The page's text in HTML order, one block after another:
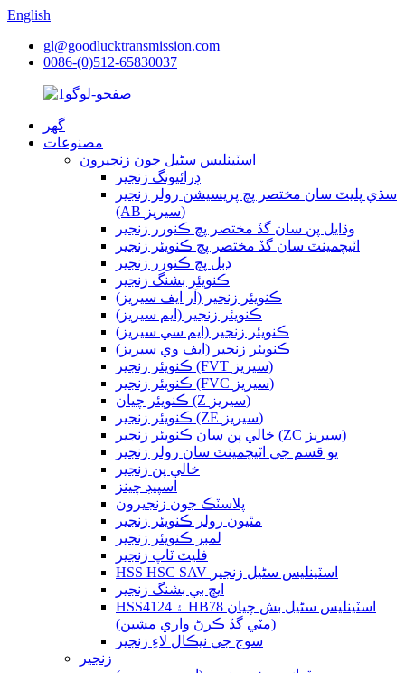
English
gl@goodlucktransmission.com
0086-(0)512-65830037
گھر
مصنوعات
اسٽينلیس سٹیل جون زنجيرون
ڊرائيونگ زنجير
سڌي پليٽ سان مختصر پچ پريسيشن رولر زنجير
(AB سيريز)
وڌايل پن سان گڏ مختصر پچ ڪنورر زنجير
اٽيچمينٽ سان گڏ مختصر پچ ڪنويئر زنجير
ڊبل پچ ڪنورر زنجير
ڪنويئر بشنگ زنجير
ڪنويئر زنجير (آر ايف سيريز)
ڪنويئر زنجير (ايم سيريز)
ڪنويئر زنجير (ايم سي سيريز)
ڪنويئر زنجير (ايف وي سيريز)
ڪنويئر زنجير (FVT سيريز)
ڪنويئر زنجير (FVC سيريز)
ڪنويئر چيان (Z سيريز)
ڪنويئر زنجير (ZE سيريز)
خالي پن سان ڪنويئر زنجير (ZC سيريز)
يو قسم جي اٽيچمينٽ سان رولر زنجير
خالي پن زنجير
اسپيڊ چينز
پلاسٽڪ جون زنجيرون
مٿيون رولر ڪنويئر زنجير
لمبر ڪنويئر زنجير
فليٽ ٽاپ زنجير
HSS HSC SAV اسٽينلیس سٹیل زنجير
ايڇ بي بشنگ زنجير
HSS4124 ۽ HB78 اسٽينلیس سٹیل بش چيان
(مٽي گڏ ڪرڻ واري مشين)
سوج جي نيڪال لاءِ زنجير
زنجير